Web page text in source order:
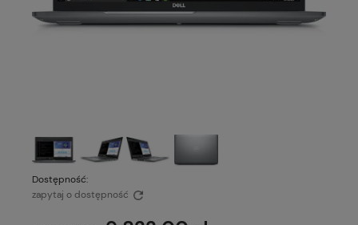
Dostępność:
zapytaj o dostępność